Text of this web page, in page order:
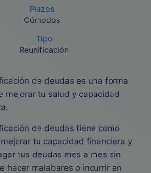
Plazos
Cómodos
Tipo
Reunificación
de deudas es una forma
mejorar tu salud y capacidad
de deudas tiene como
tu capacidad financiera y
tus deudas mes a mes sin
hacer malabares o incurrir en